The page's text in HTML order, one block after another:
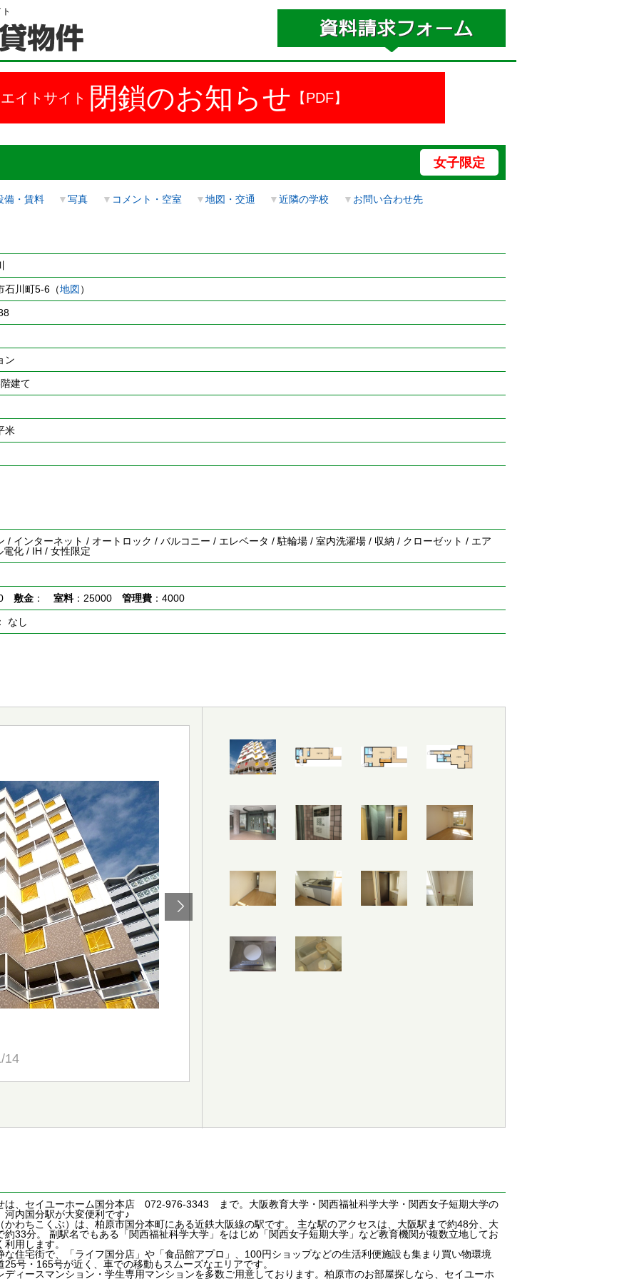
イトサイト 閉鎖のお知らせ 【PDF】
女子限定
備・賃料 ▼写真 ▼ コメント・空室 ▼地図・交通 ▼近隣の学校 ▼ お問い合わせ先
石川町5-6（地図）
ン
建て
米
/ インターネット / オートロック / バルコニー / エレベータ / 駐輪場 / 室内洗濯場 / 収納 / クローゼット / エア
電化 / IH / 女性限定
敷金： 室料：25000 管理費：4000
なし
14
は、セイユーホーム国分本店 072-976-3343 まで。大阪教育大学・関西福祉科学大学・関西女子短期大学の
河内国分駅が大変便利です♪
かわちこくぶ）は、柏原市国分本町にある近鉄大阪線の駅です。 主な駅のアクセスは、大阪駅まで約48分、大
約33分。 副駅名でもある「関西福祉科学大学」をはじめ「関西女子短期大学」など教育機関が複数立地してお
用します。
な住宅街で、「ライフ国分店」や「食品館アプロ」、100円ショップなどの生活利便施設も集まり買い物環境
25号・165号が近く、車での移動もスムーズなエリアです。
ディースマンション・学生専用マンションを多数ご用意しております。柏原市のお部屋探しなら、セイユーホ